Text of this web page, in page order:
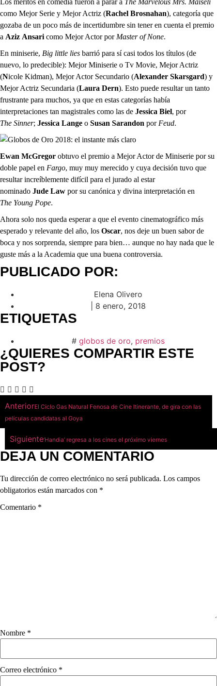
Los méritos en comedia fueron a parar a The Marvelous Mrs. Maiseli
como Mejor Serie y Mejor Actriz (Rachel Brosnahan), categoría que
gozaba de un poco más de incertidumbre sin tener en cuenta el premio
a Aziz Ansari como Mejor Actor por Masterof None.
En miniserie, Big little lies barrió para sí casi todos los títulos (de
nuevo, lo predecible): Mejor Miniserie o Tv Movie, Mejor Actriz
(Nicole Kidman), Mejor Actor Secundario (Alexander Skarsgard) y
Mejor Actriz Secundaria (Laura Dern). Esto puede resultar un tanto
frustrante para muchos, ya que en estas categorías había
interpretaciones tan magistrales como las de Jessica Biel, por
The Sinner; Jessica Lange o Susan Sarandon por Feud.
Ewan McGregor obtuvo el premio a Mejor Actor de Miniserie por su
doble papel en Fargo, muy muy merecido y cuya decisión tuvo que
resultar increíblemente difícil para el jurado al estar
nominado Jude Law por su canónica y divina interpretación en
The Young Pope.
Ahora solo nos queda esperar a que el evento cinematográfico más
esperado y relevante del año, los Oscar, nos deje un buen sabor de
boca y nos sorprenda, siempre para bien… aunque no hay nada que le
guste más a la Academia que una buena controversia.
PUBLICADO POR:
Elena Olivero
8 enero, 2018
ETIQUETAS
# globos de oro, premios
¿QUIERES COMPARTIR ESTE
POST?
AnteriorEl Ciclo Gas Natural Fenosa de Cine Itinerante, de gira con las
películas candidatas al Goya
Siguiente‘Handia’ regresa a los cines el próximo viernes
DEJA UN COMENTARIO
Tu dirección de correo electrónico no será publicada. Los campos
obligatorios están marcados con *
Comentario *
Nombre *
Correo electrónico *